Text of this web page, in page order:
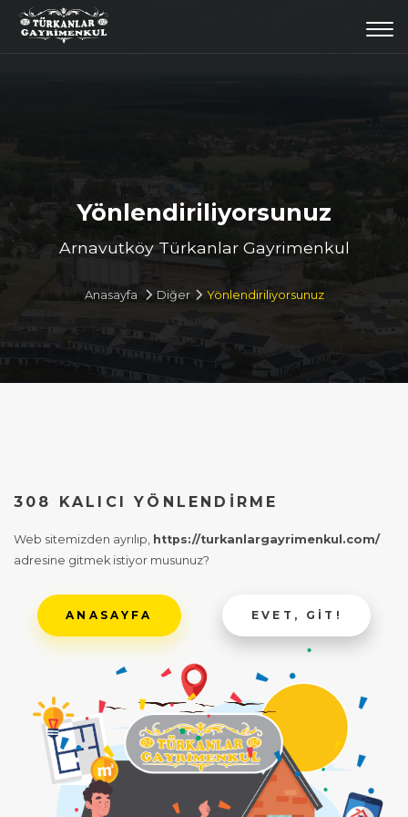
Yönlendiriliyorsunuz
Arnavutköy Türkanlar Gayrimenkul
Anasayfa Diğer Yönlendiriliyorsunuz
308 KALICI YÖNLENDIRME
Web sitemizden ayrılıp, https://turkanlargayrimenkul.com/
adresine gitmek istiyor musunuz?
ANASAYFA EVET, GIT!